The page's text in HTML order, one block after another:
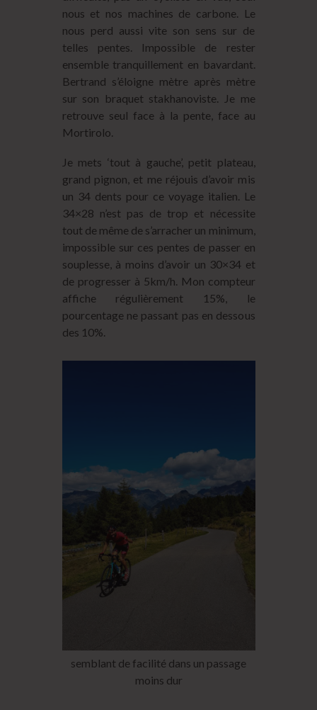
nous et nos machines de carbone. Le
nous perd aussi vite son sens sur de
telles pentes. Impossible de rester
ensemble tranquillement en bavardant.
Bertrand s’éloigne mètre après mètre
sur son braquet stakhanoviste. Je me
retrouve seul face à la pente, face au
Mortirolo.
Je mets ‘tout à gauche’, petit plateau,
grand pignon, et me réjouis d’avoir mis
un 34 dents pour ce voyage italien. Le
34×28 n’est pas de trop et nécessite
tout de même de s’arracher un minimum,
impossible sur ces pentes de passer en
souplesse, à moins d’avoir un 30×34 et
de progresser à 5km/h. Mon compteur
affiche régulièrement 15%, le
pourcentage ne passant pas en dessous
des 10%.
semblant de facilité dans un passage
moins dur